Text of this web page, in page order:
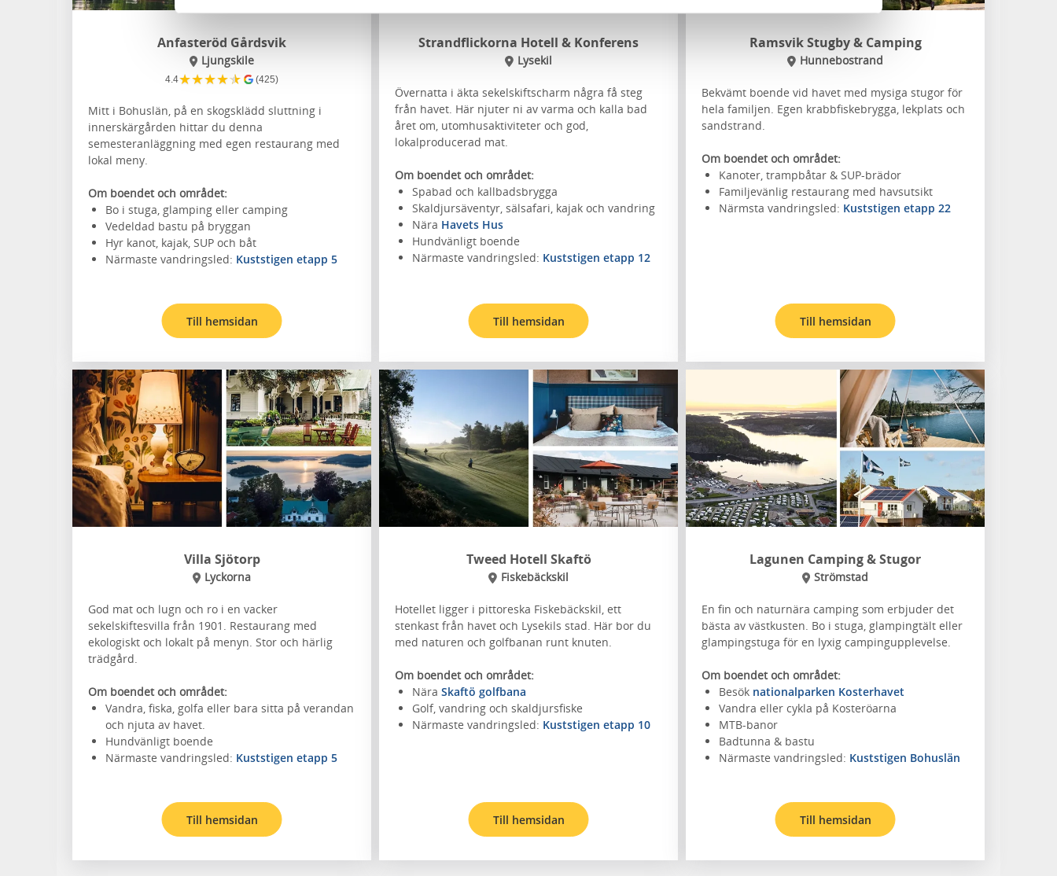
Anfasteröd Gårdsvik
Ljungskile
4.4★★★★★ (425)
Mitt i Bohuslän, på en skogsklädd sluttning i
innerskärgården hittar du denna
semesteranläggning med egen restaurang med
lokal meny.
Om boendet och området:
Bo i stuga, glamping eller camping
Vedeldad bastu på bryggan
Hyr kanot, kajak, SUP och båt
Närmaste vandringsled: Kuststigen etapp 5
Till hemsidan
Strandflickorna Hotell & Konferens
Lysekil
Övernatta i äkta sekelskiftscharm några få steg
från havet. Här njuter ni av varma och kalla bad
året om, utomhusaktiviteter och god,
lokalproducerad mat.
Om boendet och området:
Spabad och kallbadsbrygga
Skaldjursäventyr, sälsafari, kajak och vandring
Nära Havets Hus
Hundvänligt boende
Närmaste vandringsled: Kuststigen etapp 12
Till hemsidan
Ramsvik Stugby & Camping
Hunnebostrand
Bekvämt boende vid havet med mysiga stugor för
hela familjen. Egen krabbfiskebrygga, lekplats och
sandstrand.
Om boendet och området:
Kanoter, trampbåtar & SUP-brädor
Familjevänlig restaurang med havsutsikt
Närmsta vandringsled: Kuststigen etapp 22
Till hemsidan
Villa Sjötorp
Lyckorna
God mat och lugn och ro i en vacker
sekelskiftesvilla från 1901. Restaurang med
ekologiskt och lokalt på menyn. Stor och härlig
trädgård.
Om boendet och området:
Vandra, fiska, golfa eller bara sitta på verandan
och njuta av havet.
Hundvänligt boende
Närmaste vandringsled: Kuststigen etapp 5
Till hemsidan
Tweed Hotell Skaftö
Fiskebäckskil
Hotellet ligger i pittoreska Fiskebäckskil, ett
stenkast från havet och Lysekils stad. Här bor du
med naturen och golfbanan runt knuten.
Om boendet och området:
Nära Skaftö golfbana
Golf, vandring och skaldjursfiske
Närmaste vandringsled: Kuststigen etapp 10
Till hemsidan
Lagunen Camping & Stugor
Strömstad
En fin och naturnära camping som erbjuder det
bästa av västkusten. Bo i stuga, glampingtält eller
glampingstuga för en lyxig campingupplevelse.
Om boendet och området:
Besök nationalparken Kosterhavet
Vandra eller cykla på Kosteröarna
MTB-banor
Badtunna & bastu
Närmaste vandringsled: Kuststigen Bohuslän
Till hemsidan